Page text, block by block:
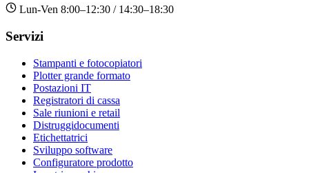
Lun-Ven 8:00–12:30 / 14:30–18:30
Servizi
Stampanti e fotocopiatori
Plotter grande formato
Postazioni IT
Registratori di cassa
Sale riunioni e retail
Distruggidocumenti
Etichettatrici
Sviluppo software
Configuratore prodotto